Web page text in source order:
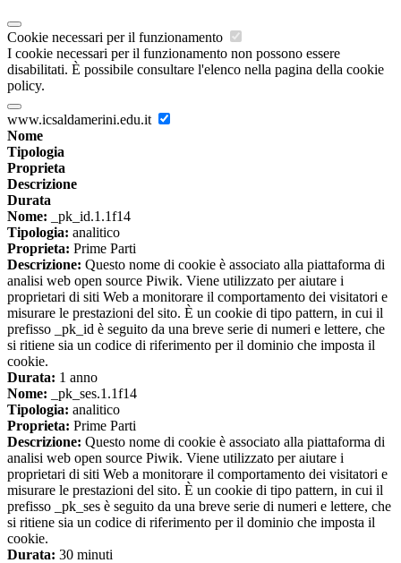
Cookie necessari per il funzionamento
I cookie necessari per il funzionamento non possono essere
disabilitati. È possibile consultare l'elenco nella pagina della cookie
policy.
www.icsaldamerini.edu.it
Nome
Tipologia
Proprieta
Descrizione
Durata
Nome: _pk_id.1.1f14
Tipologia: analitico
Proprieta: Prime Parti
Descrizione: Questo nome di cookie è associato alla piattaforma di
analisi web open source Piwik. Viene utilizzato per aiutare i
proprietari di siti Web a monitorare il comportamento dei visitatori e
misurare le prestazioni del sito. È un cookie di tipo pattern, in cui il
prefisso _pk_id è seguito da una breve serie di numeri e lettere, che
si ritiene sia un codice di riferimento per il dominio che imposta il
cookie.
Durata: 1 anno
Nome: _pk_ses.1.1f14
Tipologia: analitico
Proprieta: Prime Parti
Descrizione: Questo nome di cookie è associato alla piattaforma di
analisi web open source Piwik. Viene utilizzato per aiutare i
proprietari di siti Web a monitorare il comportamento dei visitatori e
misurare le prestazioni del sito. È un cookie di tipo pattern, in cui il
prefisso _pk_ses è seguito da una breve serie di numeri e lettere, che
si ritiene sia un codice di riferimento per il dominio che imposta il
cookie.
Durata: 30 minuti